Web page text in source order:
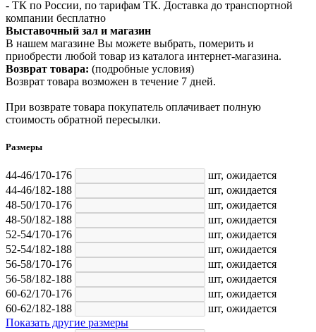
- ТК по России, по тарифам ТК. Доставка до транспортной
компании бесплатно
Выставочный зал и магазин
В нашем магазине Вы можете выбрать, померить и
приобрести любой товар из каталога интернет-магазина.
Возврат товара: (подробные условия)
Возврат товара возможен в течение 7 дней.
При возврате товара покупатель оплачивает полную
стоимость обратной пересылки.
Размеры
44-46/170-176 шт, ожидается
44-46/182-188
шт, ожидается
48-50/170-176
шт, ожидается
48-50/182-188
шт, ожидается
52-54/170-176
шт, ожидается
52-54/182-188
шт, ожидается
56-58/170-176
шт, ожидается
56-58/182-188
шт, ожидается
60-62/170-176
шт, ожидается
60-62/182-188
шт, ожидается
Показать другие размеры